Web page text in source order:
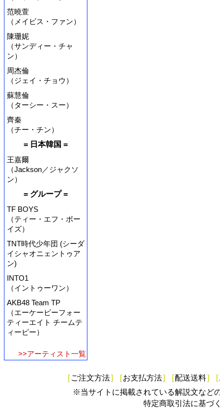
范曉萱
（メイビス・ファン）
陳珊妮
（サンディー・チャ
ン）
周杰倫
（ジェイ・チョウ）
蘇慧倫
（ターシー・スー）
齊秦
（チー・チン）
= 日本韓国 =
王嘉爾
（Jackson／ジャクソ
ン）
= グループ =
TF BOYS
（ティー・エフ・ボー
イズ）
TNT時代少年団 (シーダ
イシャオニェントゥア
ン)
INTO1
（イントゥーワン）
AKB48 Team TP
（エーケービーフォー
ティーエイト チームテ
ィーピー）
>>アーティスト一覧
[ ご注文方法] [お支払方法] [配送送料] [
※当サイトに掲載されている解説文など
特定商取引法に基づ